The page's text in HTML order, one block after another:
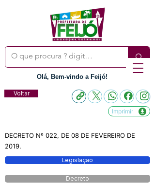
Olá, Bem-vindo a Feijó!
Voltar
Imprimir
DECRETO Nº 022, DE 08 DE FEVEREIRO DE
2019.
Legislação
Decreto